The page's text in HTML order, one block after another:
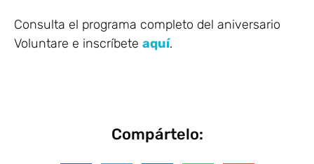
Consulta el programa completo del aniversario
Voluntare e inscríbete aquí.
Compártelo: